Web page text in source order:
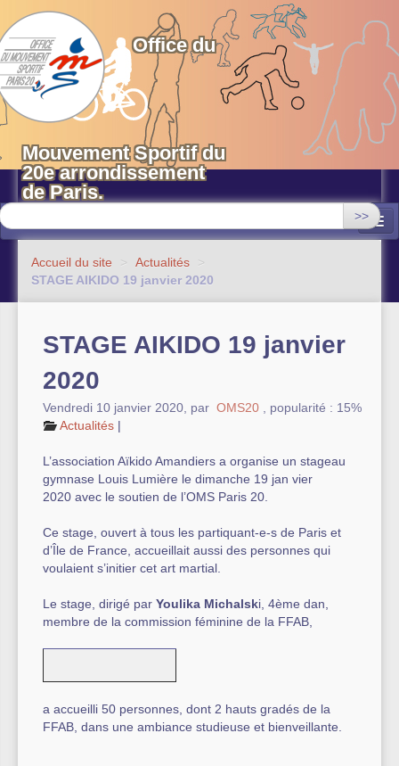
OMS 20 Paris
Office du
Mouvement Sportif du
20e arrondissement
de Paris.
>>
Equipements sportifs municipaux
Evénements
Actualités
Autre équipement sportif
Actualités des associations
Accueil du site > Actualités
>
STAGE AIKIDO 19 janvier 2020
STAGE AIKIDO 19 janvier
2020
Vendredi 10 janvier 2020 par OMS20
popularité : 15%
Actualités |
L’association Aïkido Amandiers a organise un stageau
gymnase Louis Lumière le dimanche 19 jan vier
2020 avec le soutien de l’OMS Paris 20.
Ce stage, ouvert à tous les partiquant-e-s de Paris et
d’Île de France, accueillait aussi des personnes qui
voulaient s’initier cet art martial.
Le stage, dirigé par Youlika Michalski, 4ème dan,
membre de la commission féminine de la FFAB,
a accueilli 50 personnes, dont 2 hauts gradés de la
FFAB, dans une ambiance studieuse et bienveillante.